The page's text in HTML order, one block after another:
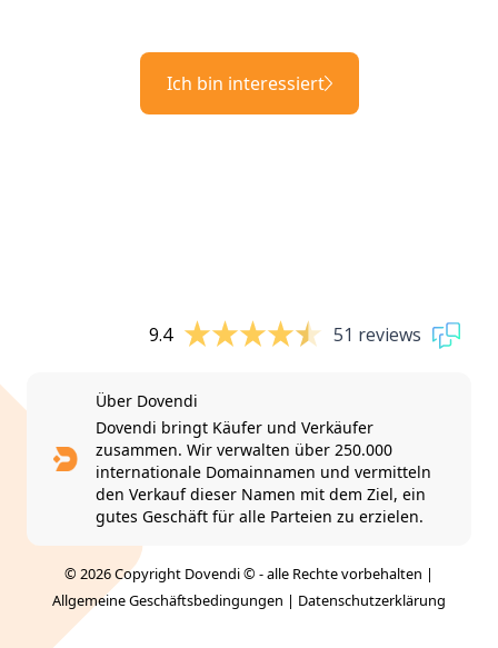
Ich bin interessiert
9.4 51 reviews
Über Dovendi
Dovendi bringt Käufer und Verkäufer
zusammen. Wir verwalten über 250.000
internationale Domainnamen und vermitteln
den Verkauf dieser Namen mit dem Ziel, ein
gutes Geschäft für alle Parteien zu erzielen.
© 2026 Copyright Dovendi © - alle Rechte vorbehalten |
Allgemeine Geschäftsbedingungen | Datenschutzerklärung